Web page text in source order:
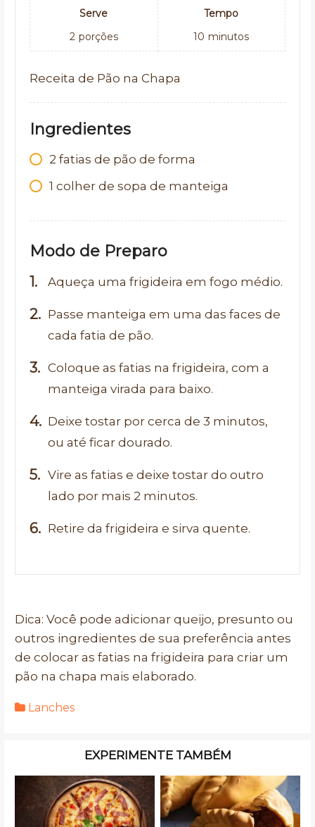
Serve
2 porções
Tempo
10 minutos
Receita de Pão na Chapa
Ingredientes
2 fatias de pão de forma
1 colher de sopa de manteiga
Modo de Preparo
Aqueça uma frigideira em fogo médio.
Passe manteiga em uma das faces de
cada fatia de pão.
Coloque as fatias na frigideira, com a
manteiga virada para baixo.
Deixe tostar por cerca de 3 minutos,
ou até ficar dourado.
Vire as fatias e deixe tostar do outro
lado por mais 2 minutos.
Retire da frigideira e sirva quente.
Dica: Você pode adicionar queijo, presunto ou
outros ingredientes de sua preferência antes
de colocar as fatias na frigideira para criar um
pão na chapa mais elaborado.
Lanches
EXPERIMENTE TAMBÉM